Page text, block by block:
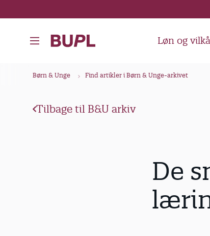
å
Løn og
Børn & Unge Find artikler i Børn & Unge-arkivet
Tilbage til B&U arkiv
De